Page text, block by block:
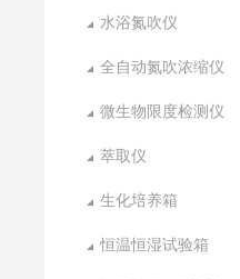
水浴氮吹仪
全自动氮吹浓缩仪
微生物限度检测仪
萃取仪
生化培养箱
恒温恒湿试验箱